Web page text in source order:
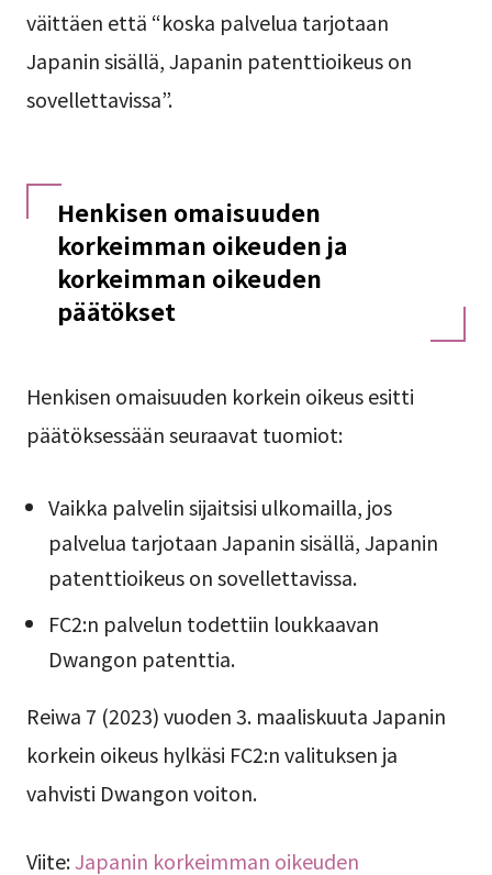
väittäen että “koska palvelua tarjotaan
Japanin sisällä, Japanin patenttioikeus on
sovellettavissa”.
Henkisen omaisuuden
korkeimman oikeuden ja
korkeimman oikeuden
päätökset
Henkisen omaisuuden korkein oikeus esitti
päätöksessään seuraavat tuomiot:
Vaikka palvelin sijaitsisi ulkomailla, jos
palvelua tarjotaan Japanin sisällä, Japanin
patenttioikeus on sovellettavissa.
FC2:n palvelun todettiin loukkaavan
Dwangon patenttia.
Reiwa 7 (2023) vuoden 3. maaliskuuta Japanin
korkein oikeus hylkäsi FC2:n valituksen ja
vahvisti Dwangon voiton.
Viite:Japanin korkeimman oikeuden